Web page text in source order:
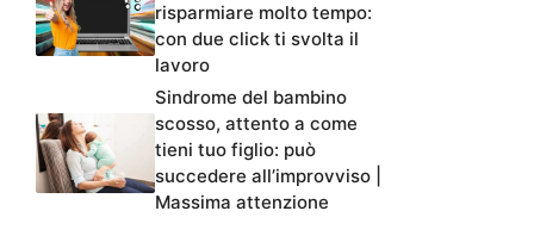
risparmiare molto tempo:
con due click ti svolta il
lavoro
Sindrome del bambino
scosso, attento a come
tieni tuo figlio: può
succedere all’improvviso |
Massima attenzione